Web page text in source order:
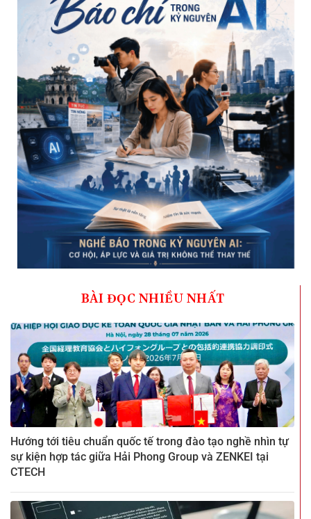
BÀI ĐỌC NHIỀU NHẤT
Hướng tới tiêu chuẩn quốc tế trong đào tạo nghề nhìn tự
sự kiện hợp tác giữa Hải Phong Group và ZENKEI tại
CTECH